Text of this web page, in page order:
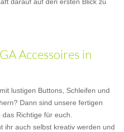
Accessoires in
lustigen Buttons, Schleifen und
Dann sind unsere fertigen
Richtige für euch.
ihr auch selbst kreativ werden und